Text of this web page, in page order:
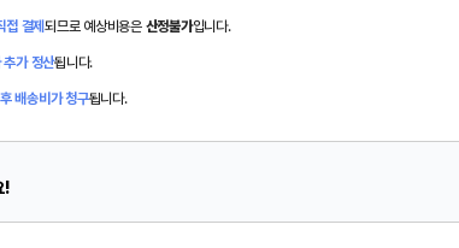
접 결제되므로 예상비용은 산정불가입니다.
가 정산됩니다.
배송비가 청구됩니다.
!